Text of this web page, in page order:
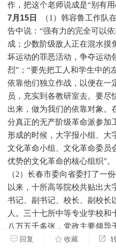
作，把这个老师说成是“别有用
7月15日
（1）韩容鲁工作队
告中说： “强有力的完全可以
成；少数阶级敌人正在混水摸
坏运动的罪恶活动，争夺运动
烈”；“要先把工人和学生中的
依靠他们独立作战，以便在一
员，充实到各教研室去。要
出来，做为我们的依靠对象。
分真正的无产阶级革命派参加
形成的时候，大字报小组、大
文化革命小组、文化革命委员
优势的文化革命的核心组织”。
（2）长春市委向省委打了一
以来，十所高等院校共贴出
书记、副书记、校长、副校长
人。三十七所中等专业学校
八万五千多张，党政主要领导
人。文艺团体和报社贴出大字
回复 收藏